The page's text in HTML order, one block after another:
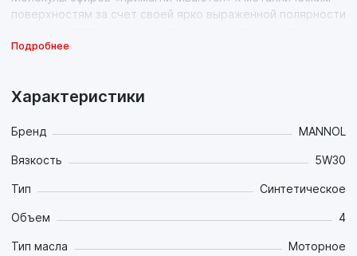
поверхностям за счет своей ярко выраженной полярности
микрочастицы керамики сглаживают неровности
контакт металлических поверхностей и износ деталей
Исключается сухое трение при холодном старте
масляном голодании, тем самым сводится к минимуму
пусковой износ двигателя.
следующими свойствами:
позволяет двигателю работать с повышенными нагрузками
Подробнее
Характеристики
Бренд MANNOL
Вязкость 5W30
Тип Синтетическое
Объем 4
Тип масла Моторное